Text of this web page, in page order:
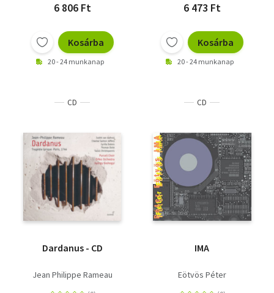
6 806 Ft
Kosárba
20 - 24 munkanap
6 473 Ft
Kosárba
20 - 24 munkanap
CD
Dardanus - CD
Jean Philippe Rameau
CD
IMA
Eötvös Péter